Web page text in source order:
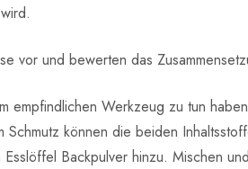
vor und bewerten das
empfindlichen Werkzeug zu tun
können die beiden
Backpulver hinzu. Mischen